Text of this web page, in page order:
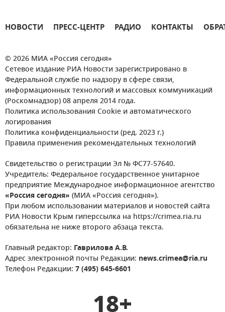
НОВОСТИ ПРЕСС-ЦЕНТР РАДИО КОНТАКТЫ
© 2026 МИА «Россия сегодня»
Сетевое издание РИА Новости зарегистрировано в
Федеральной службе по надзору в сфере связи,
информационных технологий и массовых коммуникаций
(Роскомнадзор) 08 апреля 2014 года.
Политика использования Cookie и автоматического
логирования
Политика конфиденциальности (ред. 2023 г.)
Правила применения рекомендательных технологий
Свидетельство о регистрации Эл № ФС77-57640.
Учредитель: Федеральное государственное унитарное
предприятие Международное информационное агентство
«Россия сегодня» (МИА «Россия сегодня»).
При любом использовании материалов и новостей сайта
РИА Новости Крым гиперссылка на https://crimea.ria.ru
обязательна не ниже второго абзаца текста.
Главный редактор: Гаврилова А.В.
Адрес электронной почты Редакции: news.crimea@ria.ru
Телефон Редакции: 7 (495) 645-6601